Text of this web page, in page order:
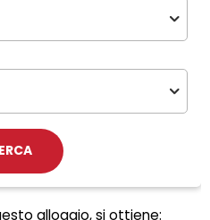
alloggio, si ottiene: